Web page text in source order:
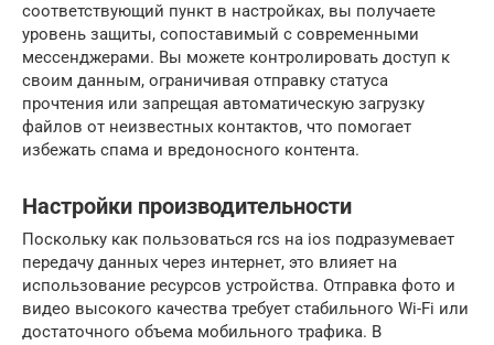
соответствующий пункт в настройках, вы получаете
уровень защиты, сопоставимый с современными
мессенджерами. Вы можете контролировать доступ к
своим данным, ограничивая отправку статуса
прочтения или запрещая автоматическую загрузку
файлов от неизвестных контактов, что помогает
избежать спама и вредоносного контента.
Настройки производительности
Поскольку как пользоваться rcs на ios подразумевает
передачу данных через интернет, это влияет на
использование ресурсов устройства. Отправка фото и
видео высокого качества требует стабильного Wi-Fi или
достаточного объема мобильного трафика. В